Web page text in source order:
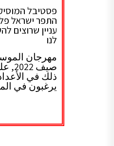
התפר ישראל
עניין
לנו
مهرجان
ذلك في
يرغبون في